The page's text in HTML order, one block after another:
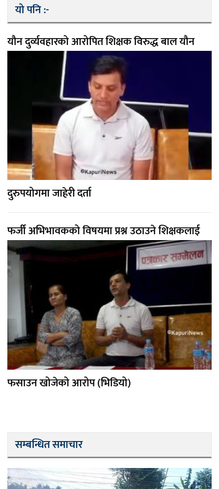
यो पनि :-
यौन दुर्व्यवहारको आरोपित शिक्षक विरुद्ध बाल यौन
दुरुपयोगमा जाहेरी दर्ता
फर्जी अभिभावकको विषयमा प्रश्न उठाउने शिक्षकलाई
फसाउन खोजेको आरोप (भिडियो)
सम्बन्धित समाचार